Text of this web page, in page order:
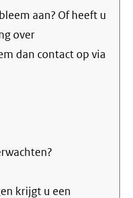
aan? Of heeft u
over
dan contact op via
krijgt u een